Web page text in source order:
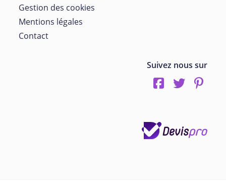
Gestion des cookies
Mentions légales
Contact
Suivez nous sur